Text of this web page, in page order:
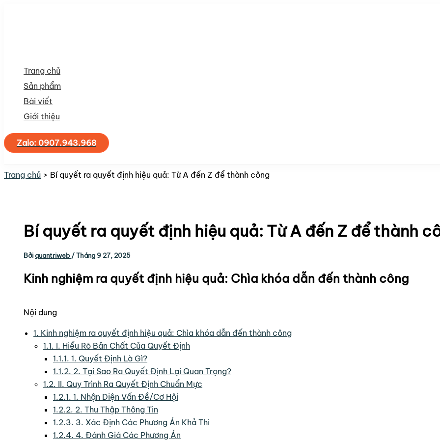
Trang chủ
Sản phẩm
Bài viết
Giới thiệu
Zalo: 0907.943.968
kiếm
Trang chủ Bí quyết ra quyết định hiệu quả: Từ A đến Z để thành công
Bí quyết ra quyết định hiệu quả: Từ A đến Z để thành
Bởiquantriweb/Tháng 9 27, 2025
Kinh nghiệm ra quyết định hiệu quả: Chìa khóa dẫn đến thành công
Nội dung
1. Kinh nghiệm ra quyết định hiệu quả: Chìa khóa dẫn đến thành công
1.1. I. Hiểu Rõ Bản Chất Của Quyết Định
1.1.1. 1. Quyết Định Là Gì?
1.1.2. 2. Tại Sao Ra Quyết Định Lại Quan Trọng?
1.2. II. Quy Trình Ra Quyết Định Chuẩn Mực
1.2.1. 1. Nhận Diện Vấn Đề/Cơ Hội
1.2.2. 2. Thu Thập Thông Tin
1.2.3. 3. Xác Định Các Phương Án Khả Thi
1.2.4. 4. Đánh Giá Các Phương Án